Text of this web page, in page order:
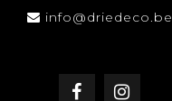
info@driedeco.be